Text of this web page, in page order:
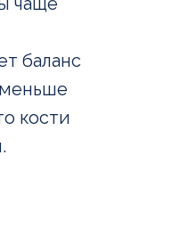
баланс
кости